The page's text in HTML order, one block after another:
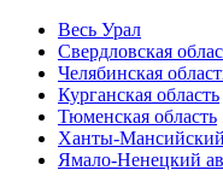
Весь Урал
Свердловская
Челябинская
Курганская область
Тюменская область
Ханты-
Ямало-Ненецкий